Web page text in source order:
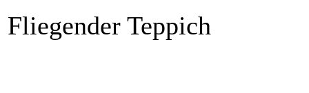
Fliegender Teppich